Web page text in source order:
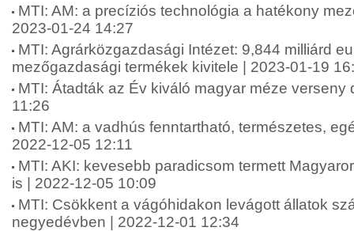
MTI: AM: a precíziós technológia a hatékony
2023-01-24 14:27
MTI: Agrárközgazdasági Intézet: 9,844 milliárd
mezőgazdasági termékek kivitele | 2023-01-19
MTI: Átadták az Év kiváló magyar méze verseny
11:26
MTI: AM: a vadhús fenntartható, természetes,
2022-12-05 12:11
MTI: AKI: kevesebb paradicsom termett
is | 2022-12-05 10:09
MTI: Csökkent a vágóhidakon levágott állatok
negyedévben | 2022-12-01 12:34